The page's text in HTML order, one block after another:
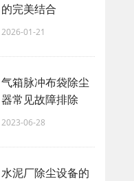
的完美结合
2026-01-21
气箱脉冲布袋除尘
器常见故障排除
2023-06-28
水泥厂除尘设备的